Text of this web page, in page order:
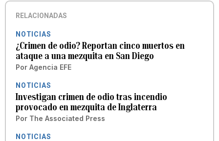
RELACIONADAS
NOTICIAS
¿Crimen de odio? Reportan cinco muertos en
ataque a una mezquita en San Diego
Por Agencia EFE
NOTICIAS
Investigan crimen de odio tras incendio
provocado en mezquita de Inglaterra
Por The Associated Press
NOTICIAS